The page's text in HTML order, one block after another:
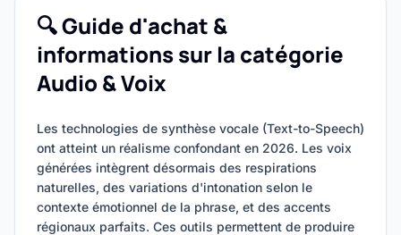
🔍 Guide d'achat &
informations sur la catégorie
Audio & Voix
Les technologies de synthèse vocale (Text-to-Speech)
ont atteint un réalisme confondant en 2026. Les voix
générées intègrent désormais des respirations
naturelles, des variations d'intonation selon le
contexte émotionnel de la phrase, et des accents
régionaux parfaits. Ces outils permettent de produire